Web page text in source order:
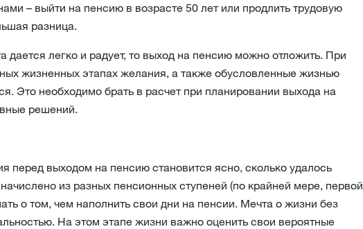
– выйти на пенсию в возрасте 50 лет или продлить трудовую
разница.
дается легко и радует, то выход на пенсию можно отложить. При
жизненных этапах желания, а также обусловленные жизнью
Это необходимо брать в расчет при планировании выхода на
решений.
перед выходом на пенсию становится ясно, сколько удалось
из разных пенсионных ступеней (по крайней мере, первой
о том, чем наполнить свои дни на пенсии. Мечта о жизни без
На этом этапе жизни важно оценить свои вероятные